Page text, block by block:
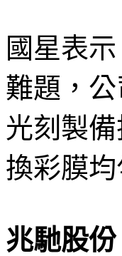
國星表
難題，
光刻製
換彩膜
兆馳股份